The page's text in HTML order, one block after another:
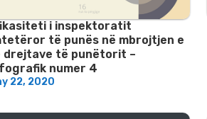
i inspektoratit
të punës në mbrojtjen e
drejtave të punëtorit –
numer 4
22, 2020